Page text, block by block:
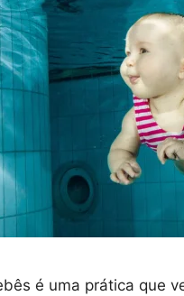
é uma prática que